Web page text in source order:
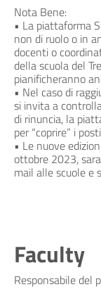
Nota Bene:
• La piattaforma
non di ruolo o in
docenti o
della scuola del
pianificheranno
• Nel caso di
si invita a
di rinuncia, la
per “coprire” i
• Le nuove
ottobre 2023,
mail alle scuole e
Faculty
Responsabile del